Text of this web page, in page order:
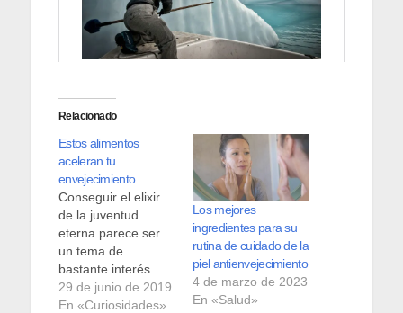
Relacionado
Estos alimentos
aceleran tu
envejecimiento
Conseguir el elixir
de la juventud
eterna parece ser
un tema de
bastante interés.
Cremas, jarabes y
cirugías son
29 de junio de 2019
En «Curiosidades»
Los mejores
ingredientes para su
rutina de cuidado de la
piel antienvejecimiento
4 de marzo de 2023
En «Salud»